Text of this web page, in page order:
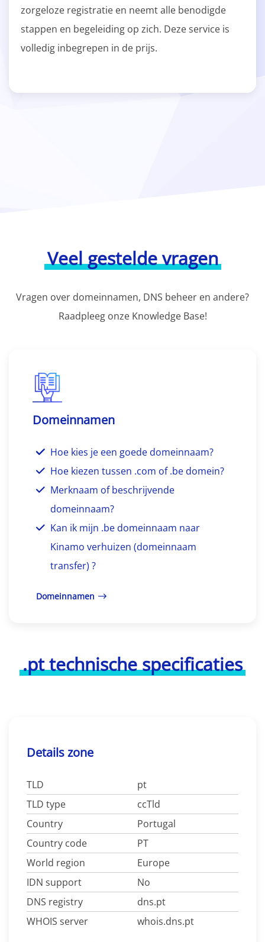
zorgeloze registratie en neemt alle benodigde
stappen en begeleiding op zich. Deze service is
volledig inbegrepen in de prijs.
Veel gestelde vragen
Vragen over domeinnamen, DNS beheer en andere?
Raadpleeg onze Knowledge Base!
Domeinnamen
Hoe kies je een goede domeinnaam?
Hoe kiezen tussen .com of .be domein?
Merknaam of beschrijvende
domeinnaam?
Kan ik mijn .be domeinnaam naar
Kinamo verhuizen (domeinnaam
transfer) ?
Domeinnamen
.pt technische specificaties
Details zone
TLD
pt
TLD type
ccTld
Country
Portugal
Country code
PT
World region
Europe
IDN support
No
DNS registry
dns.pt
WHOIS server
whois.dns.pt